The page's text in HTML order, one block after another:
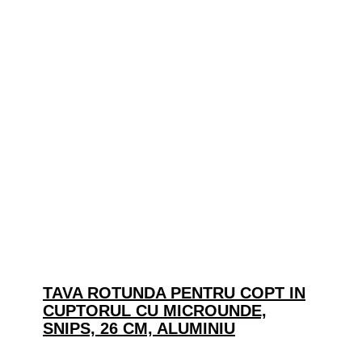
TAVA ROTUNDA PENTRU COPT IN
CUPTORUL CU MICROUNDE,
SNIPS, 26 CM, ALUMINIU